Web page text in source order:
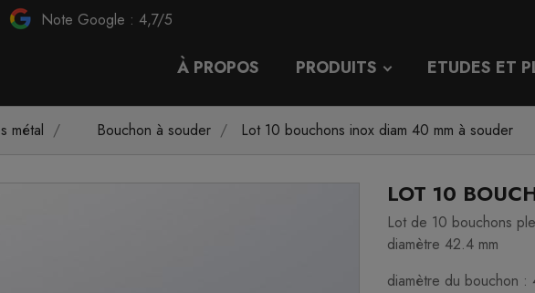
Note Google : 4,7/5
À PROPOS PRODUITS ETUDES ET
métal Bouchon à souder Lot 10 bouchons inox diam 40 mm à souder
LOT 10
Lot de 10 bouchons
diamètre 42.4 mm
diamètre du bouchon :